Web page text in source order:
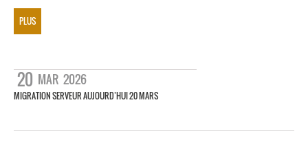
PLUS
20 MAR 2026
MIGRATION SERVEUR AUJOURD’HUI 20 MARS